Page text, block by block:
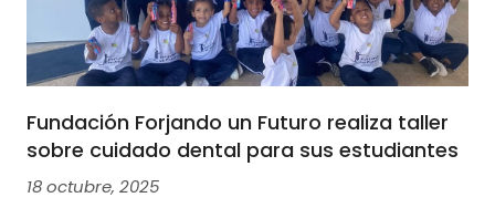
Fundación Forjando un Futuro realiza taller
sobre cuidado dental para sus estudiantes
18 octubre, 2025